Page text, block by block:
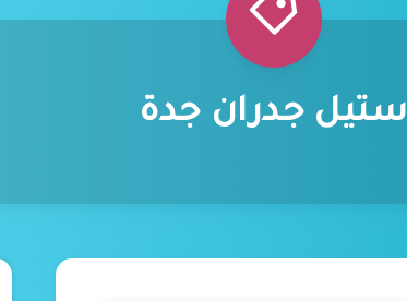
ستيل جدران جدة